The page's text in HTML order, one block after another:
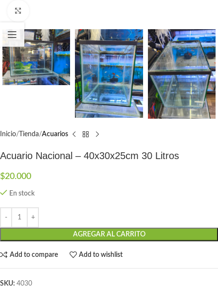
Inicio Tienda Acuarios
Acuario Nacional – 40x30x25cm 30 Litros
$20.000
En stock
AGREGAR AL CARRITO
Add to compare Add to wishlist
SKU: 4030